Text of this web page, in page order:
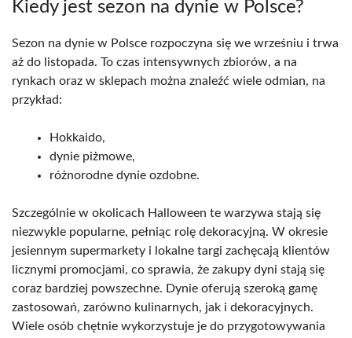
Kiedy jest sezon na dynie w Polsce?
Sezon na dynie w Polsce rozpoczyna się we wrześniu i trwa
aż do listopada. To czas intensywnych zbiorów, a na
rynkach oraz w sklepach można znaleźć wiele odmian, na
przykład:
Hokkaido,
dynie piżmowe,
różnorodne dynie ozdobne.
Szczególnie w okolicach Halloween te warzywa stają się
niezwykle popularne, pełniąc rolę dekoracyjną. W okresie
jesiennym supermarkety i lokalne targi zachęcają klientów
licznymi promocjami, co sprawia, że zakupy dyni stają się
coraz bardziej powszechne. Dynie oferują szeroką gamę
zastosowań, zarówno kulinarnych, jak i dekoracyjnych.
Wiele osób chętnie wykorzystuje je do przygotowywania